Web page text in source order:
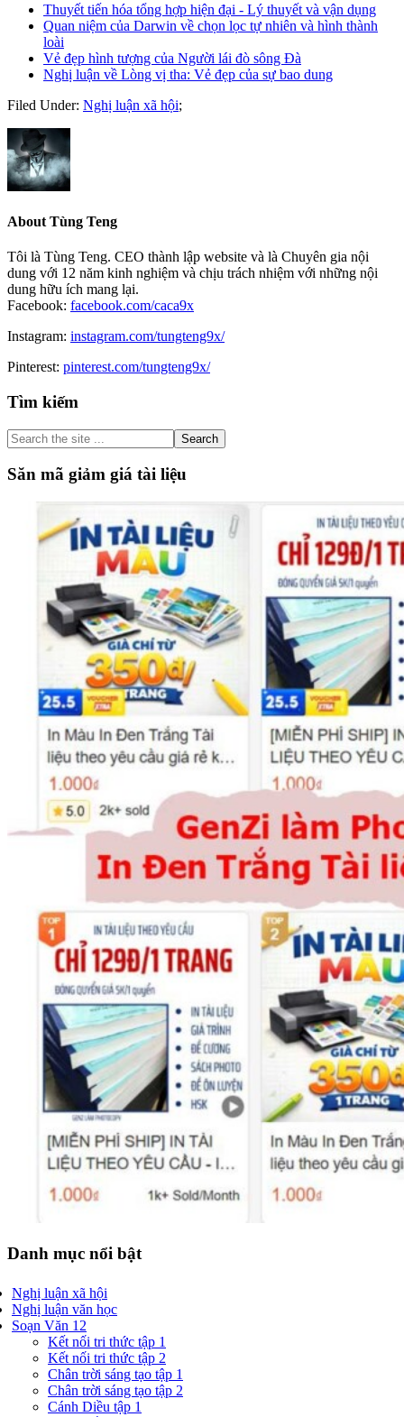
Thuyết tiến hóa tổng hợp hiện đại - Lý thuyết và vận dụng
Quan niệm của Darwin về chọn lọc tự nhiên và hình thành
loài
Vẻ đẹp hình tượng của Người lái đò sông Đà
Nghị luận về Lòng vị tha: Vẻ đẹp của sự bao dung
Filed Under: Nghị luận xã hội;
About Tùng Teng
Tôi là Tùng Teng. CEO thành lập website và là Chuyên gia nội
dung với 12 năm kinh nghiệm và chịu trách nhiệm với những nội
dung hữu ích mang lại.
Facebook: facebook.com/caca9x
Instagram: instagram.com/tungteng9x/
Pinterest: pinterest.com/tungteng9x/
Primary
Sidebar
Tìm kiếm
Search
the
site
...
Săn mã giảm giá tài liệu
Danh mục nổi bật
Nghị luận xã hội
Nghị luận văn học
Soạn Văn 12
Kết nối tri thức tập 1
Kết nối tri thức tập 2
Chân trời sáng tạo tập 1
Chân trời sáng tạo tập 2
Cánh Diều tập 1